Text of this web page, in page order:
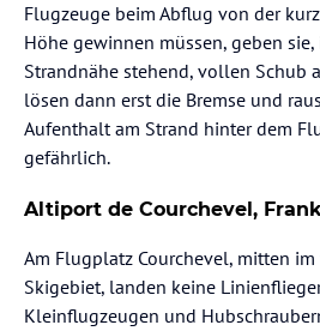
Flugzeuge beim Abflug von der
Höhe gewinnen müssen, geben
Strandnähe stehend, vollen Schub
lösen dann erst die Bremse und
Aufenthalt am Strand hinter dem
gefährlich.
Altiport de Courchevel,
Am Flugplatz Courchevel, mitten im
Skigebiet, landen keine
Kleinflugzeugen und